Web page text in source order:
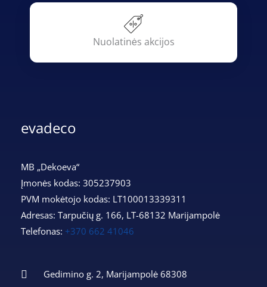
Nuolatinės akcijos
evadeco
MB „Dekoeva“
Įmonės kodas: 305237903
PVM mokėtojo kodas: LT100013339311
Adresas: Tarpučių g. 166, LT-68132 Marijampolė
Telefonas: +370 662 41046
Gedimino g. 2, Marijampolė 68308